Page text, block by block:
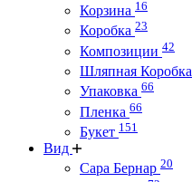
Корзина 16
Коробка 23
Композиции 42
Шляпная Коробка
Упаковка 66
Пленка 66
Букет 151
Вид
Сара Бернар 20